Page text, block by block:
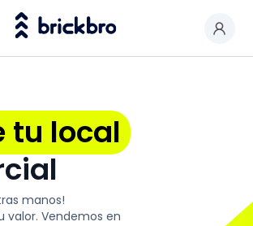
tu local
manos!
valor. Vendemos en